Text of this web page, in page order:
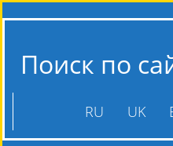
Поиск по
RU UK